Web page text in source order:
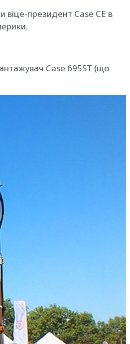
віце-президент Case CE в
Case 695ST (що